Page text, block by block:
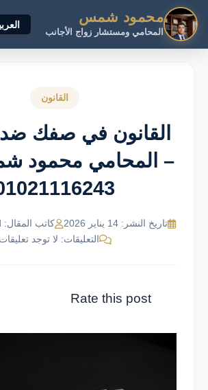
محمود شمس
المحامي ومستشار زواج الأجانب
القانون
القانون في صفك ضد
– المحامي محمود
تاريخ النشر: 14 يناير 2026
كاتب المقال: ElNeMR Ahmed
التعليقات: لا توجد تعليقات
Rate this post